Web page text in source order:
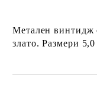
Метален винтидж
злато. Размери